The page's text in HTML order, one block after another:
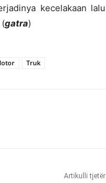
kecelakaan lalu
gatra)
Truk
Artikulli tjetër